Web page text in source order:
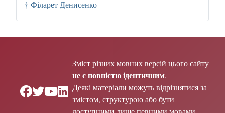
† Філарет Денисенко
Зміст різних мовних версій цього сайту
не є повністю ідентичним.
Деякі матеріали можуть відрізнятися за
змістом, структурою або бути